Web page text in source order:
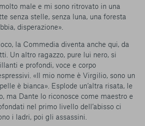
male e mi sono ritrovato in una
senza stelle, senza luna, una foresta
disperazione».
la Commedia diventa anche qui, da
Un altro ragazzo, pure lui nero, si
e profondi, voce e corpo
«Il mio nome è Virgilio, sono un
è bianca». Esplode un’altra risata, le
ma Dante lo riconosce come maestro e
nel primo livello dell’abisso ci
i ladri, poi gli assassini.